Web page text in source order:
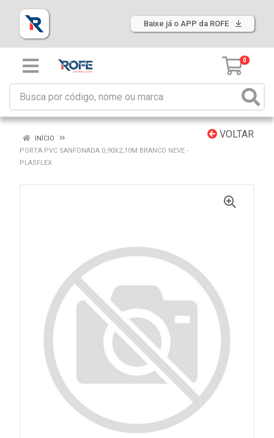
Baixe já o APP da ROFE
0
VOLTAR
INÍCIO
PORTA PVC SANFONADA 0,90X2,10M BRANCO NEVE -
PLASFLEX